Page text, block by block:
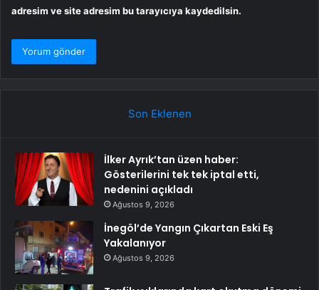
adresim ve site adresim bu tarayıcıya kaydedilsin.
Son Eklenen
İlker Ayrık’tan üzen haber:
Gösterilerini tek tek iptal etti,
nedenini açıkladı
Ağustos 9, 2026
İnegöl’de Yangın Çıkartan Eski Eş
Yakalanıyor
Ağustos 9, 2026